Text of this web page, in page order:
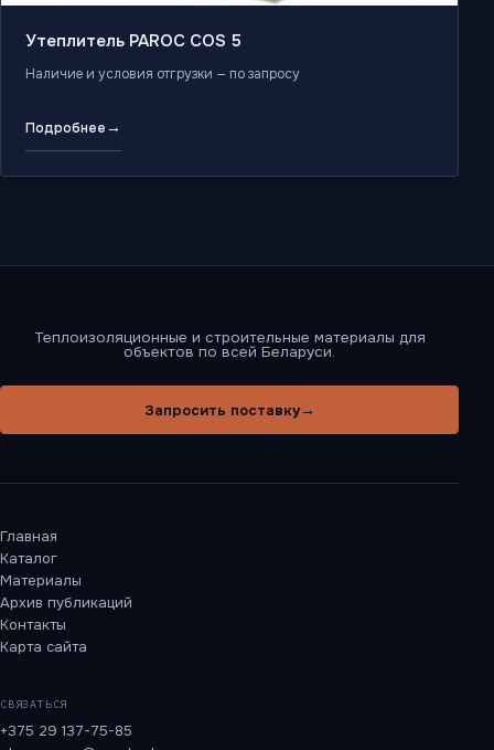
Утеплитель PAROC COS 5
Наличие и условия отгрузки — по запросу
Подробнее→
Теплоизоляционные и строительные материалы для
объектов по всей Беларуси.
Запросить поставку→
Главная
Каталог
Материалы
Архив публикаций
Контакты
Карта сайта
СВЯЗАТЬСЯ
+375 29 137-75-85